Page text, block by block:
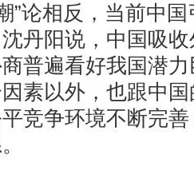
”论相反，当前中
丹阳说，中国吸
普遍看好我国潜
素以外，也跟中
竞争环境不断完